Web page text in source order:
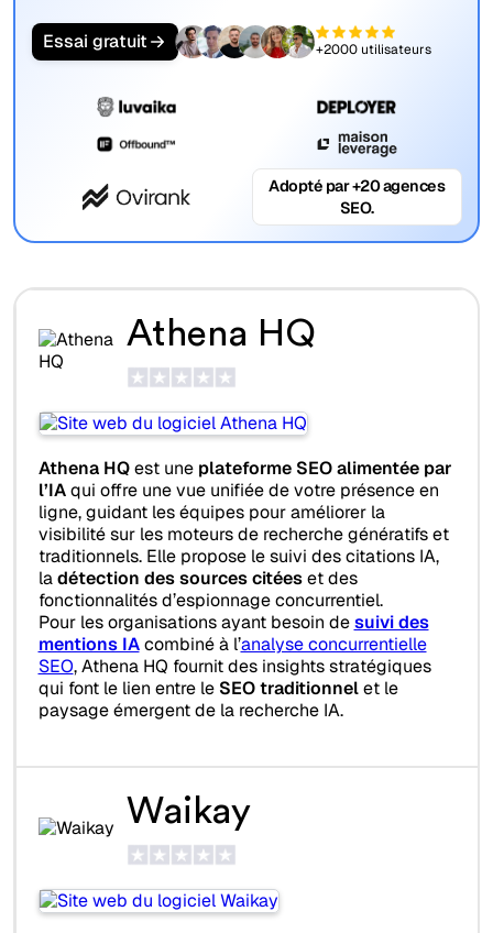
Essai gratuit +2000 utilisateurs
Adopté par +20 agences
SEO.
Athena HQ
Athena HQest une plateforme SEO alimentée par
l’IAqui offre une vue unifiée de votre présence en
ligne, guidant les équipes pour améliorer la
visibilité sur les moteurs de recherche génératifs et
traditionnels. Elle propose le suivi des citations IA,
ladétection des sources citéeset des
fonctionnalités d’espionnage concurrentiel.
Pour les organisations ayant besoin desuivi des
mentions IAcombiné à l’analyse concurrentielle
SEO, Athena HQ fournit des insights stratégiques
qui font le lien entre le SEO traditionnelet le
paysage émergent de la recherche IA.
Waikay